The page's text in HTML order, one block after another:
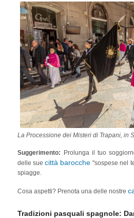
rappresentano scene bibliche; e le
divertenti tradizioni settecentesche
profano.
La Processione dei Misteri di Trapani, in
Suggerimento:
Prolunga il tuo
delle suecittà barocche "sospese nel
spiagge.
Cosa aspetti? Prenota una delle nostre
Tradizioni pasquali spagnole: